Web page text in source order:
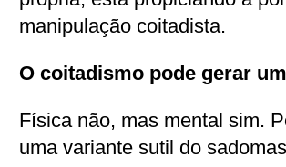
manipulação coitadista.
O coitadismo pode gerar
Física não, mas mental sim.
uma variante sutil do